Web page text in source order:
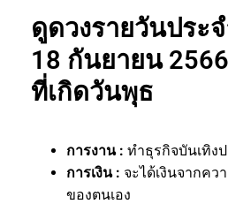
ดูดวงรายวันประ
18 กันยายน
ที่เกิดวันพุธ
การงาน : ทำธุรกิจบันเทิง
การเงิน : จะได้เงินจากคว
ของตนเอง